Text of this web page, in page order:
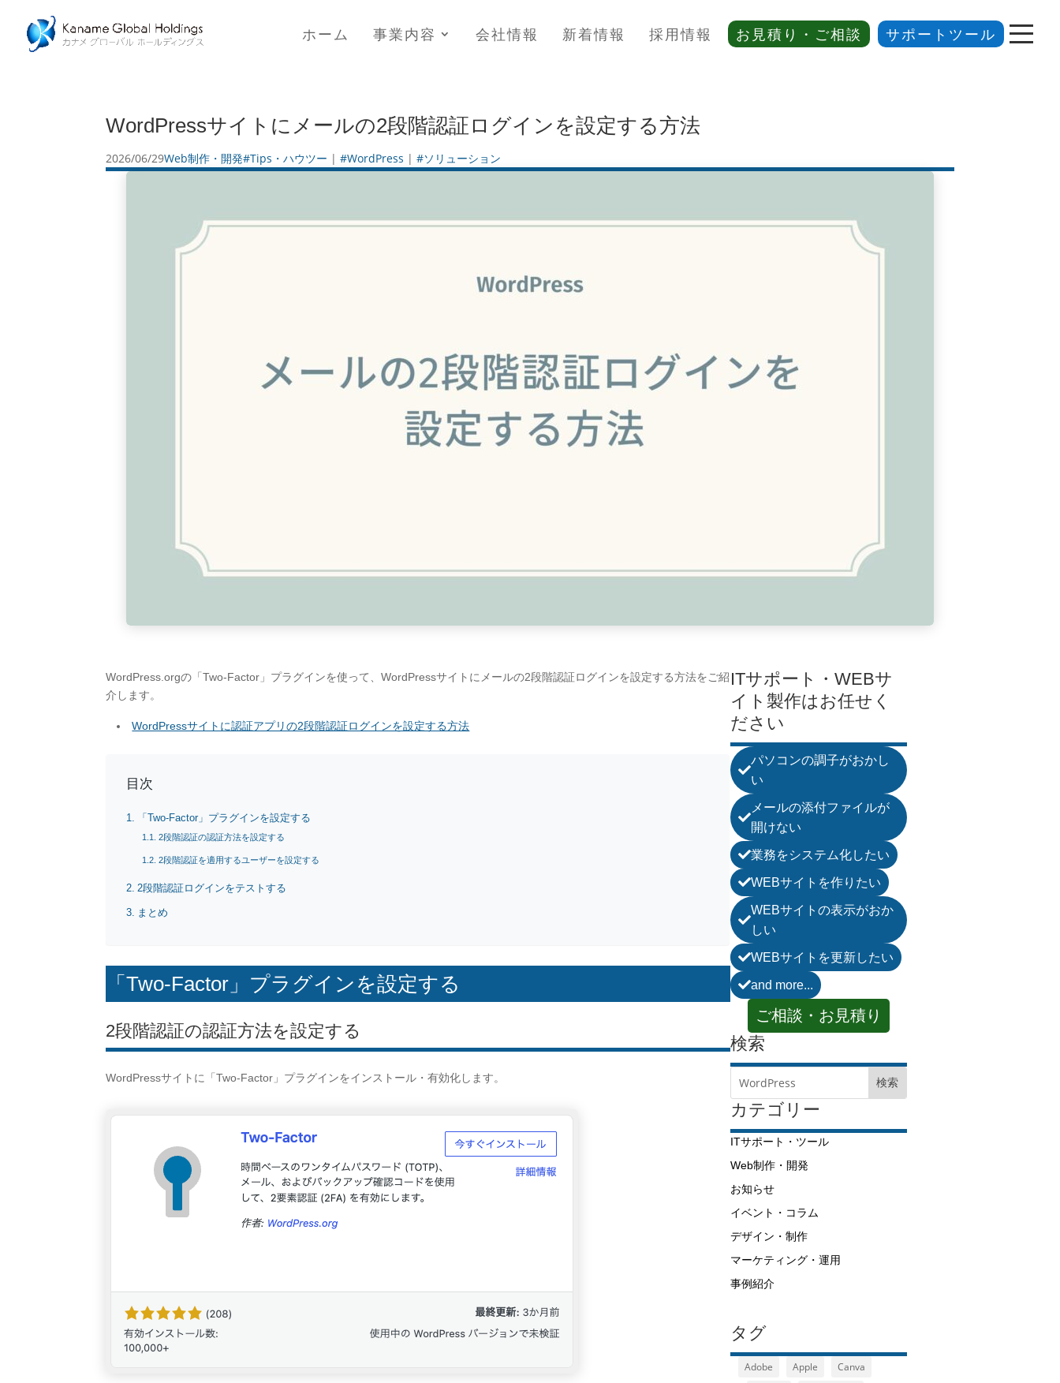
ホーム 事業内容 会社情報 新着情報 採用情報 お見積り・ご相談 サポートツール
WordPressサイトにメールの2段階認証ログインを設定する方法
2026/06/29Web制作・開発#Tips・ハウツー |#WordPress |#ソリューション
WordPress.orgの「Two-Factor」プラグインを使って、WordPressサイトにメールの2段階認証ログインを設定する方法をご紹
介します。
WordPressサイトに認証アプリの2段階認証ログインを設定する方法
目次
「Two-Factor」プラグインを設定する
2段階認証の認証方法を設定する
2段階認証を適用するユーザーを設定する
2段階認証ログインをテストする
まとめ
「Two-Factor」プラグインを設定する
2段階認証の認証方法を設定する
WordPressサイトに「Two-Factor」プラグインをインストール・有効化します。
ITサポート・WEBサ
イト製作はお任せく
ださい

パソコンの調子がおかし
い

メールの添付ファイルが
開けない
業務をシステム化したい
WEBサイトを作りたい

WEBサイトの表示がおか
しい
WEBサイトを更新したい
and more...
ご相談・お見積り
検索
カテゴリー
ITサポート・ツール
Web制作・開発
お知らせ
イベント・コラム
デザイン・制作
マーケティング・運用
事例紹介
タグ
Adobe Apple
Canva